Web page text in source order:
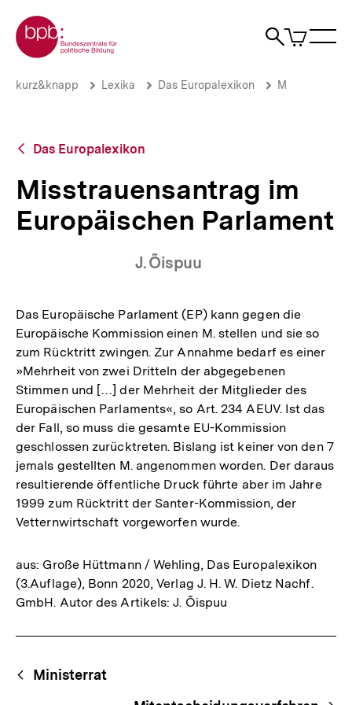
zum
Seiteninhalt
springen
Zur Startseite der bpb
Suche
Artikel
im
Misstrauensantrag
Brotkrümelnavigation
Pfadnavigation
kurz&knapp Lexika Das Europalexikon M
Zurück
Übersicht
Das Europalexikon
Misstrauensantrag im
Europäischen Parlament
J. Õispuu
Das Europäische Parlament (EP) kann gegen die
Europäische Kommission einen M. stellen und sie so
zum Rücktritt zwingen. Zur Annahme bedarf es einer
»Mehrheit von zwei Dritteln der abgegebenen
Stimmen und […] der Mehrheit der Mitglieder des
Europäischen Parlaments«, so Art. 234 AEUV. Ist das
der Fall, so muss die gesamte EU-Kommission
geschlossen zurücktreten. Bislang ist keiner von den 7
jemals gestellten M. angenommen worden. Der daraus
resultierende öffentliche Druck führte aber im Jahre
1999 zum Rücktritt der Santer-Kommission, der
Vetternwirtschaft vorgeworfen wurde.
aus: Große Hüttmann / Wehling, Das Europalexikon
(3.Auflage), Bonn 2020, Verlag J. H. W. Dietz Nachf.
GmbH. Autor des Artikels: J. Õispuu
Begriffsnavigation
Content-
Navigation
Ministerrat